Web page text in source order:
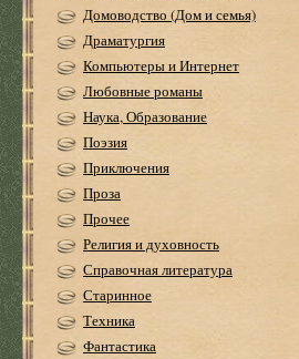
Домоводство (Дом и семья)
Драматургия
Компьютеры и Интернет
Любовные романы
Наука, Образование
Поэзия
Приключения
Проза
Прочее
Религия и духовность
Справочная литература
Старинное
Техника
Фантастика